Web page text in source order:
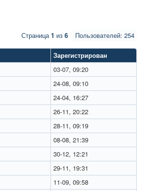
Пользователей: 254
Страница1 из 6
Зарегистрирован
03-07, 09:20
24-08, 09:10
24-04, 16:27
26-11, 20:22
28-11, 09:19
08-08, 21:39
30-12, 12:21
29-11, 19:31
11-09, 09:58